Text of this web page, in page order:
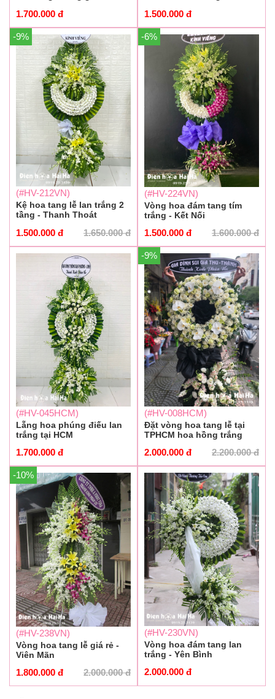
1.700.000 đ 1.500.000 đ
-9%
(#HV-212VN)
Kệ hoa tang lễ lan trắng 2
tầng - Thanh Thoát
1.650.000đ
1.500.000 đ
-6%
(#HV-224VN)
Vòng hoa đám tang tím
trắng - Kết Nối
1.600.000đ
1.500.000 đ
(#HV-045HCM)
Lẵng hoa phúng điếu lan
trắng tại HCM
1.700.000 đ
-9%
(#HV-008HCM)
Đặt vòng hoa tang lễ tại
TPHCM hoa hồng trắng
2.200.000đ
2.000.000 đ
-10%
(#HV-238VN)
Vòng hoa tang lễ giá rẻ -
Viên Mãn
2.000.000đ
1.800.000 đ
(#HV-230VN)
Vòng hoa đám tang lan
trắng - Yên Bình
2.000.000 đ